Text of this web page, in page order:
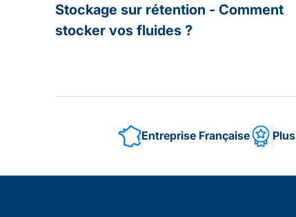
Stockage sur rétention - Comment
stocker vos fluides ?
Entreprise Française